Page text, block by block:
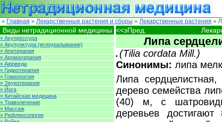
» Главная » Лекарственные растения и сборы » Лекарственные растения »
<<эПред.
Липа
(Tilia cordata Mill.)
Синонимы: липа
Липа
дерево семейства
(40) м, с
деревьев
Виды нетрадиционной медицины
» Акупрессура
» Акупунктура (иглоукалывание)
» Апитерапия
» Ароматерапия
» Аюрведа
» Гидротерапия
» Гомеопатия
» Звукотерапия
» Йога
» Китайская медицина
» Траволечение
» Массаж
» Рефлексология